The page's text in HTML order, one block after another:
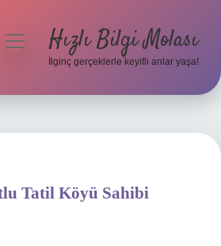
menüyüHızlı Bilgi Molası
İlginç gerçeklerle keyifli anlar yaşa!
Tatil Köyü Sahibi